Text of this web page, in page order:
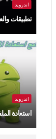
اندرويد
تطبيقات
اندرويد
استعادة